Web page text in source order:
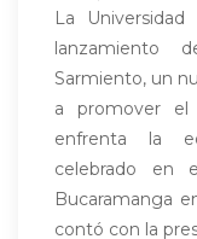
La
lanzamiento
Sarmiento, un
a promover el
enfrenta la
celebrado en
Bucaramanga
contó con la